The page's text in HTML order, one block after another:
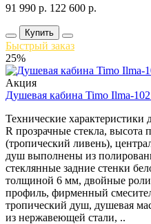
91 990 р. 122 600 р.
Купить
Быстрый заказ
25%
Акция
Душевая кабина Timo Ilma-
Технические
R прозрачные стекла,
(тропический ливень),
душ выполнены из
стеклянные задние стенки
толщиной 6 мм, двойные
профиль, фирменный
тропический душ, душевая
из нержавеющей стали, ..